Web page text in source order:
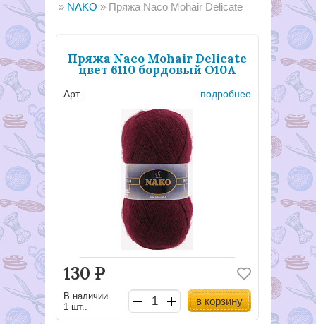
NAKO
Пряжа Naco Mohair Delicate
Пряжа Naco Mohair Delicate
цвет 6110 бордовый О10А
Арт. подробнее
130 Р
В наличии
1 шт..
в корзину